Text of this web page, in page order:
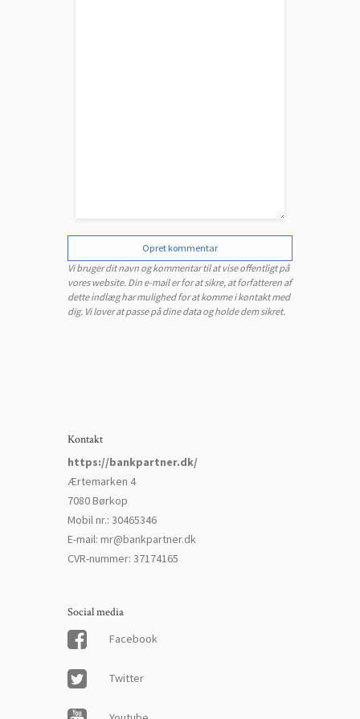
Opret kommentar
Vi bruger dit navn og kommentar til at vise offentligt på
vores website. Din e-mail er for at sikre, at forfatteren af
dette indlæg har mulighed for at komme i kontakt med
dig. Vi lover at passe på dine data og holde dem sikret.
Kontakt
https://bankpartner.dk/
Ærtemarken 4
7080 Børkop
Mobil nr.: 30465346
E-mail: mr@bankpartner.dk
CVR-nummer: 37174165
Social media
Facebook
Twitter